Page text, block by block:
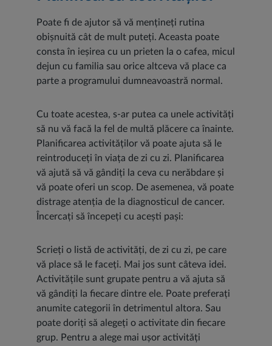
Poate fi de ajutor să vă mențineți rutina
obișnuită cât de mult puteți. Aceasta poate
consta în ieșirea cu un prieten la o cafea, micul
dejun cu familia sau orice altceva vă place ca
parte a programului dumneavoastră normal.
Cu toate acestea, s-ar putea ca unele activități
să nu vă facă la fel de multă plăcere ca înainte.
Planificarea activităților vă poate ajuta să le
reintroduceți în viața de zi cu zi. Planificarea
vă ajută să vă gândiți la ceva cu nerăbdare și
vă poate oferi un scop. De asemenea, vă poate
distrage atenția de la diagnosticul de cancer.
Încercați să începeți cu acești pași:
Scrieți o listă de activități, de zi cu zi, pe care
vă place să le faceți. Mai jos sunt câteva idei.
Activitățile sunt grupate pentru a vă ajuta să
vă gândiți la fiecare dintre ele. Poate preferați
anumite categorii în detrimentul altora. Sau
poate doriți să alegeți o activitate din fiecare
grup. Pentru a alege mai ușor activități